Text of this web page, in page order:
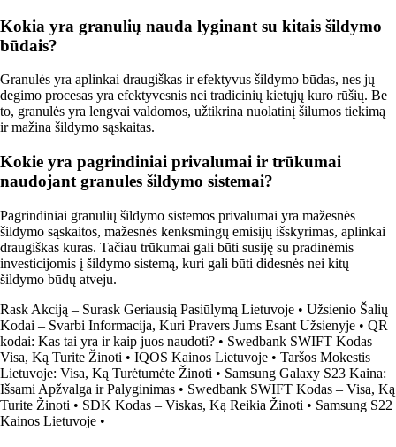
Kokia yra granulių nauda lyginant su kitais šildymo
būdais?
Granulės yra aplinkai draugiškas ir efektyvus šildymo būdas, nes jų
degimo procesas yra efektyvesnis nei tradicinių kietųjų kuro rūšių. Be
to, granulės yra lengvai valdomos, užtikrina nuolatinį šilumos tiekimą
ir mažina šildymo sąskaitas.
Kokie yra pagrindiniai privalumai ir trūkumai
naudojant granules šildymo sistemai?
Pagrindiniai granulių šildymo sistemos privalumai yra mažesnės
šildymo sąskaitos, mažesnės kenksmingų emisijų išskyrimas, aplinkai
draugiškas kuras. Tačiau trūkumai gali būti susiję su pradinėmis
investicijomis į šildymo sistemą, kuri gali būti didesnės nei kitų
šildymo būdų atveju.
Rask Akciją – Surask Geriausią Pasiūlymą Lietuvoje • Užsienio Šalių
Kodai – Svarbi Informacija, Kuri Pravers Jums Esant Užsienyje • QR
kodai: Kas tai yra ir kaip juos naudoti? • Swedbank SWIFT Kodas –
Visa, Ką Turite Žinoti • IQOS Kainos Lietuvoje • Taršos Mokestis
Lietuvoje: Visa, Ką Turėtumėte Žinoti • Samsung Galaxy S23 Kaina:
Išsami Apžvalga ir Palyginimas • Swedbank SWIFT Kodas – Visa, Ką
Turite Žinoti • SDK Kodas – Viskas, Ką Reikia Žinoti • Samsung S22
Kainos Lietuvoje •